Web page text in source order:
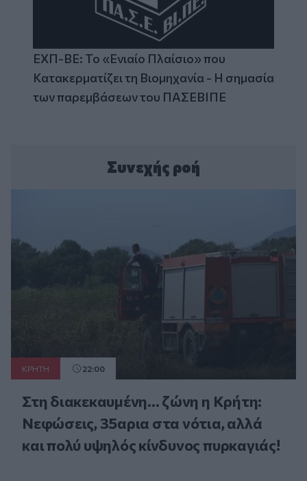
ΕΧΠ-ΒΕ: Το «Ενιαίο Πλαίσιο» που
Κατακερματίζει τη Βιομηχανία - Η σημασία
των παρεμβάσεων του ΠΑΣΕΒΙΠΕ
Συνεχής ροή
ΚΡΗΤΗ 22:00
Στη διακεκαυμένη... ζώνη η Κρήτη:
Νεφώσεις, 35αρια στα νότια, αλλά
και πολύ υψηλός κίνδυνος πυρκαγιάς!